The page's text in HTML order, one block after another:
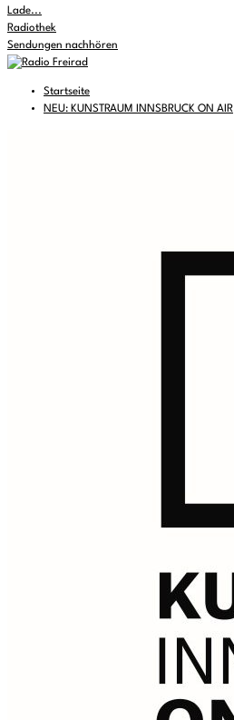
Lade...
Radiothek
Sendungen nachhören
Startseite
NEU: KUNSTRAUM INNSBRUCK ON AIR